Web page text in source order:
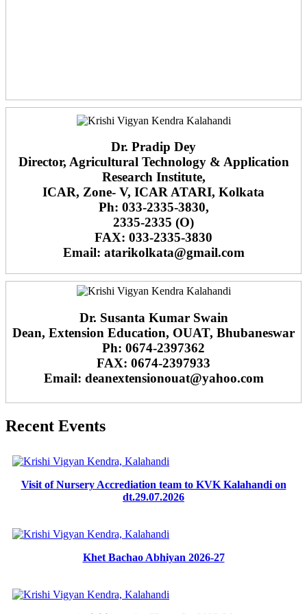
Dr. Pradip Dey
Director, Agricultural Technology & Application
Research Institute,
ICAR, Zone- V, ICAR ATARI, Kolkata
Ph: 033-2335-3830,
2335-2335 (O)
FAX: 033-2335-3830
Email: atarikolkata@gmail.com
Dr. Susanta Kumar Swain
Dean, Extension Education, OUAT, Bhubaneswar
Ph: 0674-2397362
FAX: 0674-2397933
Email: deanextensionouat@yahoo.com
Recent Events
Visit of Nursery Accrediation team to KVK Kalahandi on
dt.29.07.2026
Khet Bachao Abhiyan 2026-27